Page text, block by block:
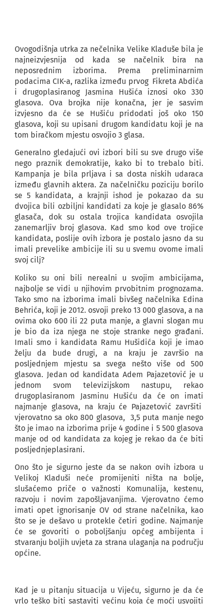
Ovogodišnja utrka za nečelnika Velike Kladuše bila je
najneizvjesnija od kada se načelnik bira na
neposrednim izborima. Prema preliminarnim
podacima CIK-a, razlika između prvog Fikreta Abdića
i drugoplasiranog Jasmina Hušića iznosi oko 330
glasova. Ova brojka nije konačna, jer je sasvim
izvjesno da će se Hušiću pridodati još oko 150
glasova, koji su upisani drugom kandidatu koji je na
tom biračkom mjestu osvojio 3 glasa.
Generalno gledajući ovi izbori bili su sve drugo više
nego praznik demokratije, kako bi to trebalo biti.
Kampanja je bila prljava i sa dosta niskih udaraca
između glavnih aktera. Za načelničku poziciju borilo
se 5 kandidata, a krajnji ishod je pokazao da su
dvojica bili ozbiljni kandidati za koje je glasalo 86%
glasača, dok su ostala trojica kandidata osvojila
zanemarljiv broj glasova. Kad smo kod ove trojice
kandidata, poslije ovih izbora je postalo jasno da su
imali prevelike ambicije ili su u svemu ovome imali
svoj cilj?
Koliko su oni bili nerealni u svojim ambicijama,
najbolje se vidi u njihovim prvobitnim prognozama.
Tako smo na izborima imali bivšeg načelnika Edina
Behrića, koji je 2012. osvoji preko 13 000 glasova, a na
ovima oko 600 ili 22 puta manje, a glavni slogan mu
je bio da iza njega ne stoje stranke nego građani.
Imali smo i kandidata Ramu Hušidića koji je imao
želju da bude drugi, a na kraju je završio na
posljednjem mjestu sa svega nešto više od 500
glasova. Jedan od kandidata Adem Pajazetović je u
jednom svom televizijskom nastupu, rekao
drugoplasiranom Jasminu Hušiću da će on imati
najmanje glasova, na kraju će Pajazetović završiti
vjerovatno sa oko 800 glasova, 3,5 puta manje nego
što je imao na izborima prije 4 godine i 5 500 glasova
manje od od kandidata za kojeg je rekao da će biti
posljednjeplasirani.
Ono što je sigurno jeste da se nakon ovih izbora u
Velikoj Kladuši neće promijeniti ništa na bolje,
slušaćemo priče o važnosti Komunalija, kestenu,
razvoju i novim zapošljavanjima. Vjerovatno ćemo
imati opet ignorisanje OV od strane načelnika, kao
što se je dešavo u protekle četiri godine. Najmanje
će se govoriti o poboljšanju općeg ambijenta i
stvaranju boljih uvjeta za strana ulaganja na području
općine.
Kad je u pitanju situacija u Vijeću, sigurno je da će
vrlo teško biti sastaviti većinu koja će moći usvojiti